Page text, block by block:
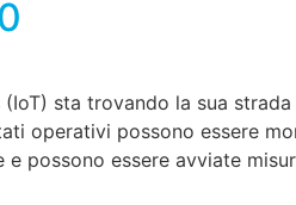
(IoT) sta trovando la sua
operativi possono essere
e possono essere avviate